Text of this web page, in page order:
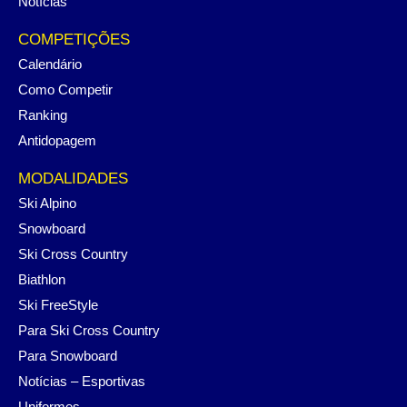
COMPETIÇÕES
Calendário
Como Competir
Ranking
Antidopagem
MODALIDADES
Ski Alpino
Snowboard
Ski Cross Country
Biathlon
Ski FreeStyle
Para Ski Cross Country
Para Snowboard
Notícias – Esportivas